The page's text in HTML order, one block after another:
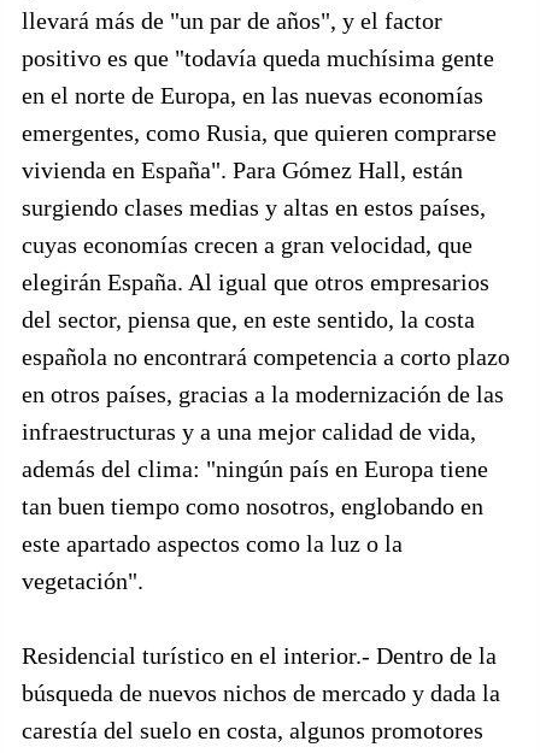
llevará más de "un par de años", y el factor
positivo es que "todavía queda muchísima gente
en el norte de Europa, en las nuevas economías
emergentes, como Rusia, que quieren comprarse
vivienda en España". Para Gómez Hall, están
surgiendo clases medias y altas en estos países,
cuyas economías crecen a gran velocidad, que
elegirán España. Al igual que otros empresarios
del sector, piensa que, en este sentido, la costa
española no encontrará competencia a corto plazo
en otros países, gracias a la modernización de las
infraestructuras y a una mejor calidad de vida,
además del clima: "ningún país en Europa tiene
tan buen tiempo como nosotros, englobando en
este apartado aspectos como la luz o la
vegetación".
Residencial turístico en el interior.- Dentro de la
búsqueda de nuevos nichos de mercado y dada la
carestía del suelo en costa, algunos promotores